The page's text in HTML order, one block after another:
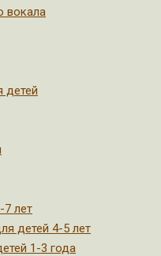
вокала
детей
7 лет
детей 4-5 лет
1-3 года